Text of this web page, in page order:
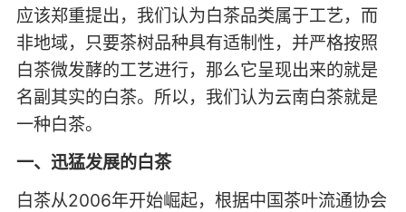
应该郑重提出，我们认为白茶品类属于工艺，而
非地域，只要茶树品种具有适制性，并严格按照
白茶微发酵的工艺进行，那么它呈现出来的就是
名副其实的白茶。所以，我们认为云南白茶就是
一种白茶。
一、迅猛发展的白茶
白茶从2006年开始崛起，根据中国茶叶流通协会